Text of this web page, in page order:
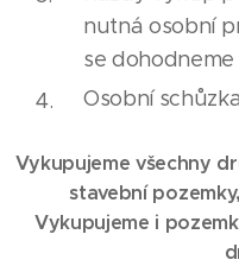
nutná osobní
se
Osobní
Vykupujeme všechny
stavební
Vykupujeme i